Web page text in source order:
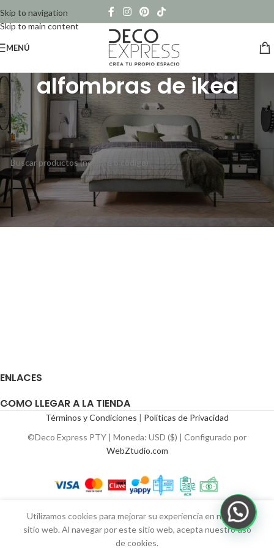
Skip to navigation
Skip to main content
MENÚ
alfombras de ikea
Inicio/ Productos etiquetados “alfombras de ikea”
No se han encontrado productos que coincidan con tu selección.
ENLACES
COMO LLEGAR A LA TIENDA
Términos y Condiciones | Políticas de Privacidad
©Deco Express PTY | Moneda: USD ($) | Configurado por
WebZtudio.com
Utilizamos cookies para mejorar su experiencia en nuestro
sitio web. Al navegar por este sitio web, acepta nuestro uso
de cookies.